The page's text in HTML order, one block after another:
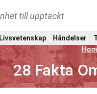
till upptäckt
Händelser
28 Fakta